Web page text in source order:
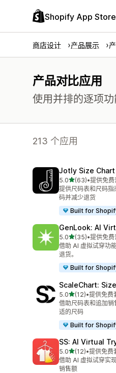
Shopify App Store
商店设计 产品展示
产品对比应用
使用并排的逐项
213 个应用
Jotly Size
5.0星（满分 5 星）
(63)
总共 63 条评论
•提供免费
提供尺码表和尺码
码并减少退货
Built for
GenLook: AI
5.0星（满分 5 星）
(35)
总共 35 条评论
•提供免费
借助 AI 虚拟试穿功
退货。
Built for
ScaleChart:
5.0星（满分 5 星）
(12)
总共 12 条评论
•提供免费
借助尺码表和追加
适的尺码
Built for
SS: AI Virtual
5.0星（满分 5 星）
(12)
总共 12 条评论
•提供免费
借助 AI 虚拟试穿实
销售额